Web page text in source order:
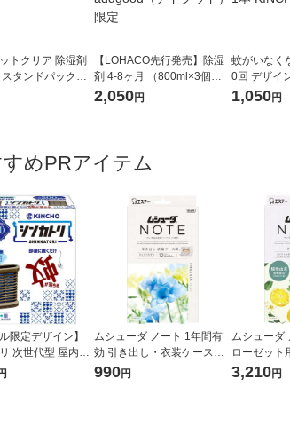
トクリア 除湿剤
タンドパックタ
1セット（3個）
【LOHACO先行発売】除湿
剤 4-8ヶ月 （800ml×3個パ
ック）×3 Dehumidify addgo
2,050円
蚊がいなく
0回 デザイ
間持続 蚊取り 殺虫剤 ワ
1,050円
めPRアイテム
限定デザイン】
次世代型 屋内蚊
要 ブラウン容器
ムシューダ ノート 1年間有
効 引き出し・衣装ケース用
フリージア 1箱（24個入）
990円
ムシューダ
ローゼット
パーミント
3,210円